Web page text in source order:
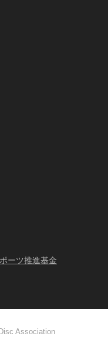
ーツ推進基金
Association